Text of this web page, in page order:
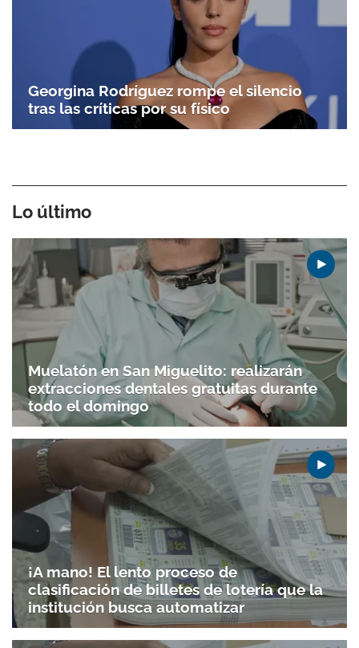
Georgina Rodríguez rompe el silencio
tras las críticas por su físico
Lo último
Muelatón en San Miguelito: realizarán
extracciones dentales gratuitas durante
todo el domingo
¡A mano! El lento proceso de
clasificación de billetes de lotería que la
institución busca automatizar